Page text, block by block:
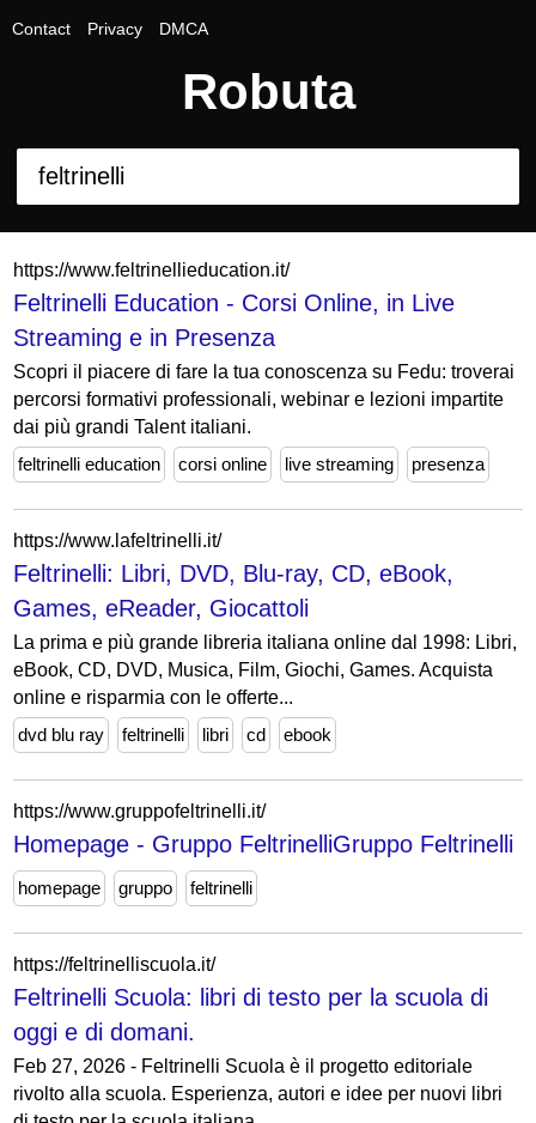
Contact Privacy DMCA
Robuta
https://www.feltrinellieducation.it/
Feltrinelli Education - Corsi Online, in Live
Streaming e in Presenza
Scopri il piacere di fare la tua conoscenza su Fedu: troverai
percorsi formativi professionali, webinar e lezioni impartite
dai più grandi Talent italiani.
feltrinelli education
corsi online live streaming presenza
https://www.lafeltrinelli.it/
Feltrinelli: Libri, DVD, Blu-ray, CD, eBook,
Games, eReader, Giocattoli
La prima e più grande libreria italiana online dal 1998: Libri,
eBook, CD, DVD, Musica, Film, Giochi, Games. Acquista
online e risparmia con le offerte...
dvd blu ray
feltrinelli libri cd ebook
https://www.gruppofeltrinelli.it/
Homepage - Gruppo FeltrinelliGruppo Feltrinelli
homepage gruppo feltrinelli
https://feltrinelliscuola.it/
Feltrinelli Scuola: libri di testo per la scuola di
oggi e di domani.
Feb 27, 2026 - Feltrinelli Scuola è il progetto editoriale
rivolto alla scuola. Esperienza, autori e idee per nuovi libri